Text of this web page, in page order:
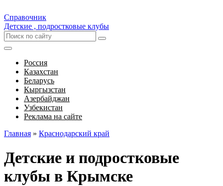
Справочник
Детские , подростковые клубы
Россия
Казахстан
Беларусь
Кыргызстан
Азербайджан
Узбекистан
Реклама на сайте
Главная » Краснодарский край
Детские и подростковые
клубы в Крымске